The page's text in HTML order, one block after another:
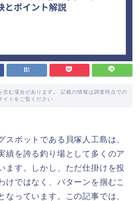
含む場合があります。 記載の情報は調査時点での
イトをご覧ください
スポットである貝塚人工島は、
績を誇る釣り場として多くのア
ます。しかし、ただ仕掛けを投
けではなく、パターンを掴むこ
なっています。この記事では、